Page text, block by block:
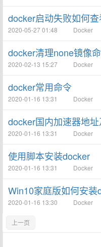
docker启动失败如何
2020-05-27 01:48 Docker
docker清理none镜像
2020-02-13 15:27 Docker
docker常用命令
2020-01-16 13:31 Docker
docker国内加速器地
2020-01-16 13:31 Docker
使用脚本安装docker
2020-01-16 13:31 Docker
Win10家庭版如何安装
2020-01-16 13:30 Docker
上一页